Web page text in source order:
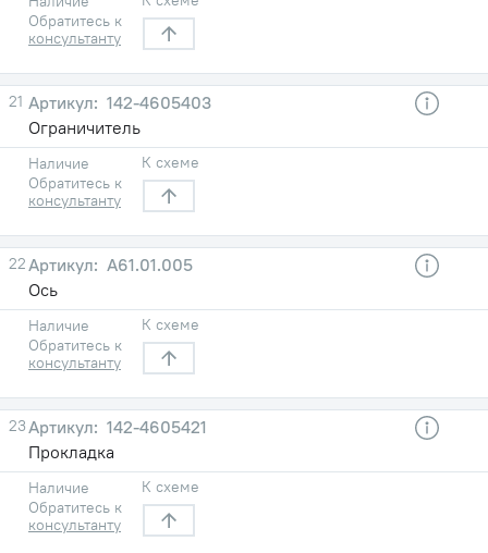
Обратитесь к
консультанту
21
142-4605403
Ограничитель
Наличие
Обратитесь к
консультанту
К схеме
22
А61.01.005
Ось
Наличие
Обратитесь к
консультанту
К схеме
23
142-4605421
Прокладка
Наличие
Обратитесь к
консультанту
К схеме